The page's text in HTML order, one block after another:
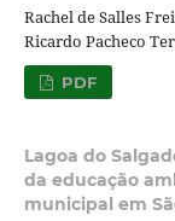
Rachel de Salles
Ricardo Pacheco
PDF
Lagoa do
da educação
municipal em